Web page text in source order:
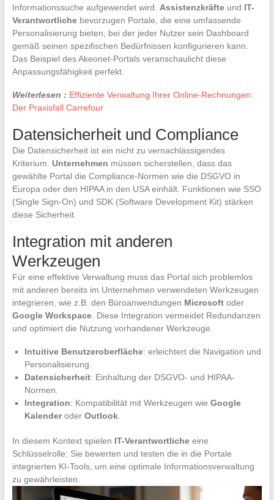
Informationssuche aufgewendet wird. Assistenzkräfteund IT-
Verantwortlichebevorzugen Portale, die eine umfassende
Personalisierung bieten, bei der jeder Nutzer sein Dashboard
gemäß seinen spezifischen Bedürfnissen konfigurieren kann.
Das Beispiel des Akeonet-Portals veranschaulicht diese
Anpassungsfähigkeit perfekt.
Weiterlesen : Effiziente Verwaltung Ihrer Online-Rechnungen:
Der Praxisfall Carrefour
Datensicherheit und Compliance
Die Datensicherheit ist ein nicht zu vernachlässigendes
Kriterium. Unternehmen müssen sicherstellen, dass das
gewählte Portal die Compliance-Normen wie die DSGVO in
Europa oder den HIPAA in den USA einhält. Funktionen wie SSO
(Single Sign-On) und SDK (Software Development Kit) stärken
diese Sicherheit.
Integration mit anderen
Werkzeugen
Für eine effektive Verwaltung muss das Portal sich problemlos
mit anderen bereits im Unternehmen verwendeten Werkzeugen
integrieren, wie z.B. den Büroanwendungen Microsoftoder
Google Workspace. Diese Integration vermeidet Redundanzen
und optimiert die Nutzung vorhandener Werkzeuge.
Intuitive Benutzeroberfläche: erleichtert die Navigation und
Personalisierung.
Datensicherheit: Einhaltung der DSGVO- und HIPAA-
Normen.
Integration: Kompatibilität mit Werkzeugen wie Google
Kalenderoder Outlook.
In diesem Kontext spielen IT-Verantwortlicheeine
Schlüsselrolle: Sie bewerten und testen die in die Portale
integrierten KI-Tools, um eine optimale Informationsverwaltung
zu gewährleisten.